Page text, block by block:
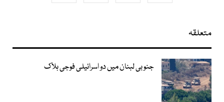
متعلقہ
جنوبی لبنان میں دو اسرائیلی فوجی ہلاک